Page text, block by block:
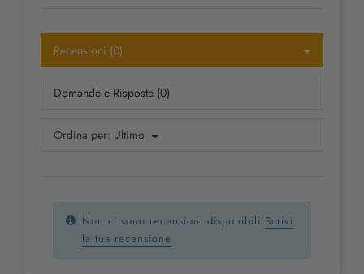
Recensioni (0)
Domande e Risposte (0)
Ordina per: Ultimo
Non ci sono recensioni disponibili Scrivi
la tua recensione